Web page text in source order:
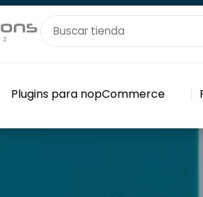
Plugins para nopCommerce